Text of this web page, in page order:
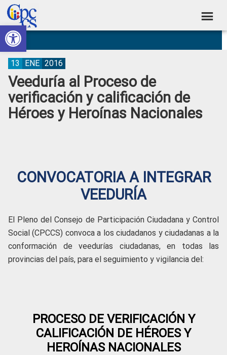
Abrir barra de herramientas
Skip
to
primary
navigation
Skip
to
main
content
Skip
to
primary
sidebar
Skip
to
footer
Consejo
de
Participación
Ciudadana
Control
Construyendo
Poder
Ciudadano
Veeduría al Proceso de
verificación y calificación de
Héroes y Heroínas Nacionales
13 ENE 2016
CONVOCATORIA A INTEGRAR
VEEDURÍA
El Pleno del Consejo de Participación Ciudadana y Control
Social (CPCCS) convoca a los ciudadanos y ciudadanas a la
conformación de veedurías ciudadanas, en todas las
provincias del país, para el seguimiento y vigilancia del:
PROCESO DE VERIFICACIÓN Y
CALIFICACIÓN DE HÉROES Y
HEROÍNAS NACIONALES